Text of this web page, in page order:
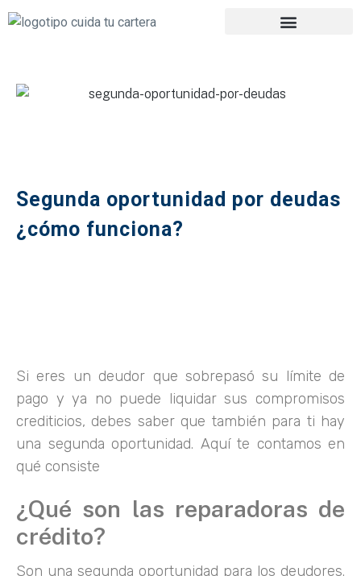
Segunda oportunidad por deudas
¿cómo funciona?
Si eres un deudor que sobrepasó su límite de
pago y ya no puede liquidar sus compromisos
crediticios, debes saber que también para ti hay
una segunda oportunidad. Aquí te contamos en
qué consiste
¿Qué son las reparadoras de
crédito?
Son una segunda oportunidad para los deudores.